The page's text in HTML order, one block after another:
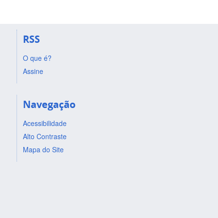
RSS
O que é?
Assine
Navegação
Acessibilidade
Alto Contraste
Mapa do Site